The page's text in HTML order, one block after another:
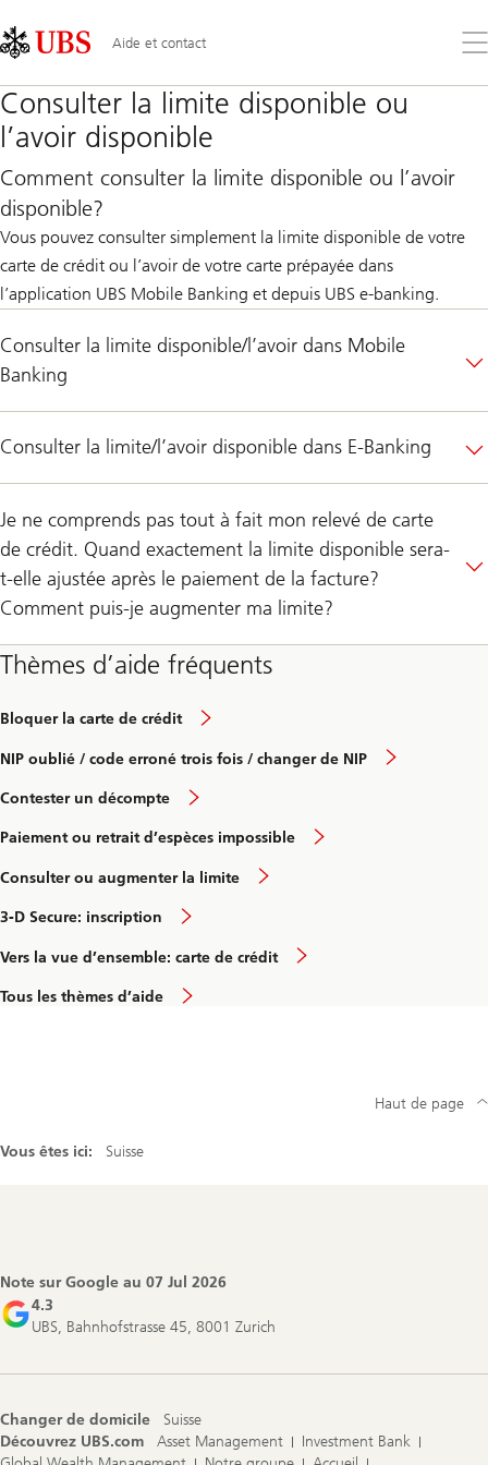
Links
Area
Aide et contact
le
Consulter la limite disponible ou
l’avoir disponible
Comment consulter la limite disponible ou l’avoir
disponible?
Vous pouvez consulter simplement la limite disponible de votre
carte de crédit ou l’avoir de votre carte prépayée dans
l’application UBS Mobile Banking et depuis UBS e-banking.
Consulter la limite disponible/l’avoir dans Mobile
Banking
Consulter la limite/l’avoir disponible dans E-Banking
Je ne comprends pas tout à fait mon relevé de carte
de crédit. Quand exactement la limite disponible sera-
t-elle ajustée après le paiement de la facture?
Comment puis-je augmenter ma limite?
Thèmes d’aide fréquents
Bloquer la carte de crédit
NIP oublié / code erroné trois fois / changer de NIP
Contester un décompte
Paiement ou retrait d’espèces impossible
Consulter ou augmenter la limite
3-D Secure: inscription
Vers la vue d’ensemble: carte de crédit
Tous les thèmes d’aide
Vous êtes ici: Suisse
Haut de page
Note sur Google au 07 Jul 2026
4.3
UBS, Bahnhofstrasse 45, 8001 Zurich
Changer de domicile
Suisse
Découvrez UBS.com
Asset Management
Investment Bank